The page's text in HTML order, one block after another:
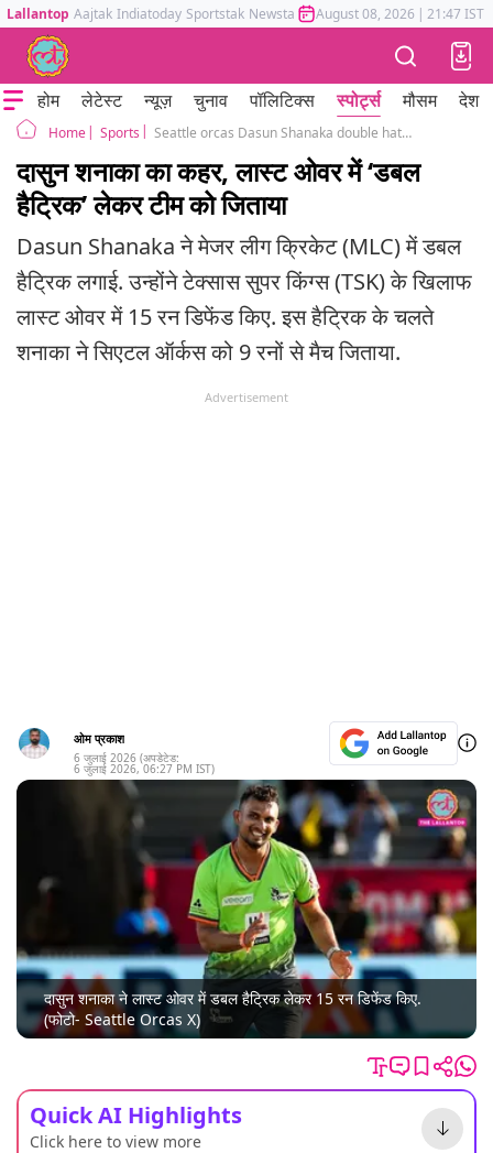
Lallantop Aajtak Indiatoday Sportstak Newstak Mumbai Tak Astrotak
August 08, 2026 | 21:47 IST
होम लेटेस्ट न्यूज़ चुनाव पॉलिटिक्स स्पोर्ट्स मौसम देश
Home Sports Seattle orcas Dasun Shanaka double hattrick against texas Super kings mlc 2026
दासुन शनाका का कहर, लास्ट ओवर में ‘डबल
हैट्रिक’ लेकर टीम को जिताया
Dasun Shanaka ने मेजर लीग क्रिकेट (MLC) में डबल
हैट्रिक लगाई. उन्होंने टेक्सास सुपर किंग्स (TSK) के खिलाफ
लास्ट ओवर में 15 रन डिफेंड किए. इस हैट्रिक के चलते
शनाका ने सिएटल ऑर्कस को 9 रनों से मैच जिताया.
Advertisement
ओम प्रकाश
6 जुलाई 2026 (अपडेटेड:
6 जुलाई 2026, 06:27 PM IST)
दासुन शनाका ने लास्ट ओवर में डबल हैट्रिक लेकर 15 रन डिफेंड किए.
(फोटो- Seattle Orcas X)
Quick AI Highlights
Click here to view more